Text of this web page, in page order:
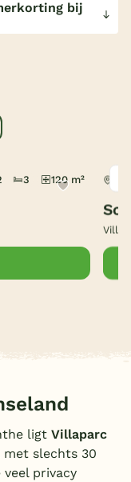
bij
3 120 m²
ligt Villaparc
met slechts 30
veel privacy